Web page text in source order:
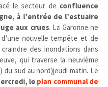
le secteur de confluence
à l’entrée de l’estuaire
aux crues. La Garonne ne
nouvelle tempête et de
des inondations dans
qui traverse la neuvième
du sud au nord)jeudi matin. Le
le plan communal de